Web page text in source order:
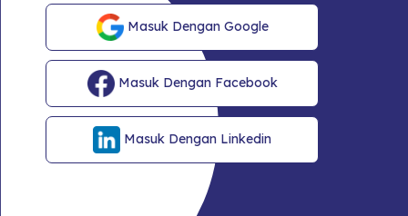
Masuk Dengan Google
Masuk Dengan Facebook
Masuk Dengan Linkedin